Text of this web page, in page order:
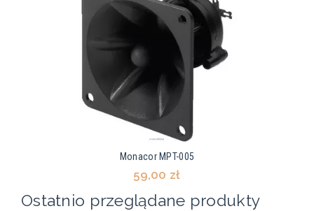
Monacor MPT-005
59,00 zł
Ostatnio przeglądane produkty